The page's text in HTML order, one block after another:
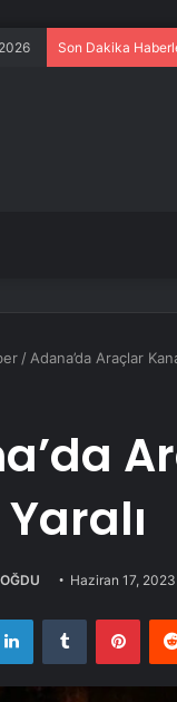
Son Dakika
/ Adana’da Araçlar
Haziran 17, 2023
LinkedInTumblr